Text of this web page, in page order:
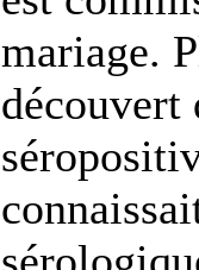
mariage.
découvert